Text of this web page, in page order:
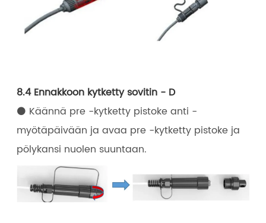
8.4 Ennakkoon kytketty sovitin - D
⚫ Käännä pre -kytketty pistoke anti -
myötäpäivään ja avaa pre -kytketty pistoke ja
pölykansi nuolen suuntaan.